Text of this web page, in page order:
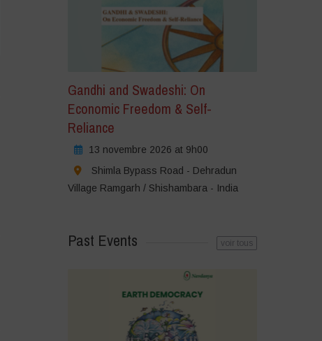
Gandhi and Swadeshi: On
Economic Freedom & Self-
Reliance
13 novembre 2026 at 9h00
Shimla Bypass Road - Dehradun
Village Ramgarh / Shishambara - India
Past Events voir tous